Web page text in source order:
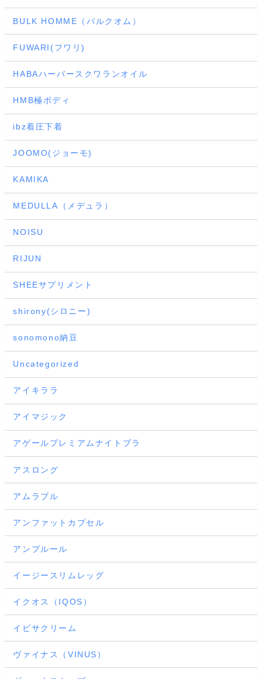
BULK HOMME（バルクオム）
FUWARI(フワリ)
HABAハーバースクワランオイル
HMB極ボディ
ibz着圧下着
JOOMO(ジョーモ)
KAMIKA
MEDULLA（メデュラ）
NOISU
RIJUN
SHEEサプリメント
shirony(シロニー)
sonomono納豆
Uncategorized
アイキララ
アイマジック
アゲールプレミアムナイトブラ
アスロング
アムラブル
アンファットカプセル
アンプルール
イージースリムレッグ
イクオス（IQOS）
イビサクリーム
ヴァイナス（VINUS）